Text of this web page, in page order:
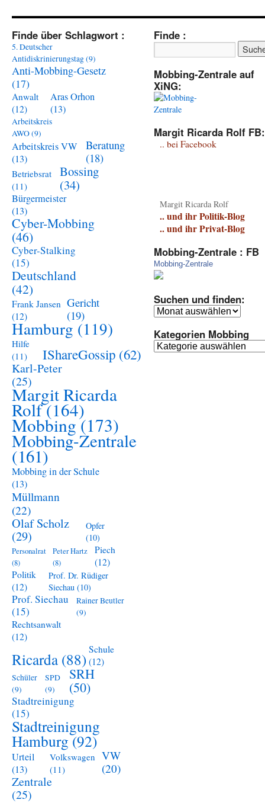
Finde über Schlagwort :
5. Deutscher
Antidiskrinierungstag(9)
Anti-Mobbing-Gesetz
(17)
Anwalt
(12)
Aras Orhon
(13)
Arbeitskreis
AWO(9)
Arbeitskreis VW
(13)
Beratung
(18)
Betriebsrat
(11)
Bossing
(34)
Bürgermeister
(13)
Cyber-Mobbing
(46)
Cyber-Stalking
(15)
Deutschland
(42)
Frank Jansen
(12)
Gericht
(19)
Hamburg (119)
Hilfe
(11)
IShareGossip (62)
Karl-Peter
(25)
Margit Ricarda
Rolf(164)
Mobbing(173)
Mobbing-Zentrale
(161)
Mobbing in der Schule
(13)
Müllmann
(22)
Olaf Scholz
(29)
Opfer
(10)
Personalrat
(8)
Peter Hartz
(8)
Piech
(12)
Politik
(12)
Prof. Dr. Rüdiger
Siechau (10)
Prof. Siechau
(15)
Rainer Beutler
(9)
Rechtsanwalt
(12)
Ricarda (88) Schule
(12)
Schüler
(9)
SPD
(9)
SRH
(50)
Stadtreinigung
(15)
Stadtreinigung
Hamburg(92)
Urteil
(13)
Volkswagen
(11)
VW
(20)
Zentrale
(25)
Finde :
Mobbing-Zentrale auf
XiNG:
Margit Ricarda Rolf FB:
.. bei Facebook
Margit Ricarda Rolf
.. und ihr Politik-Blog
.. und ihr Privat-Blog
Mobbing-Zentrale : FB
Mobbing-Zentrale
Suchen und finden:
Suchen
finden:
Kategorien Mobbing
Kategorien